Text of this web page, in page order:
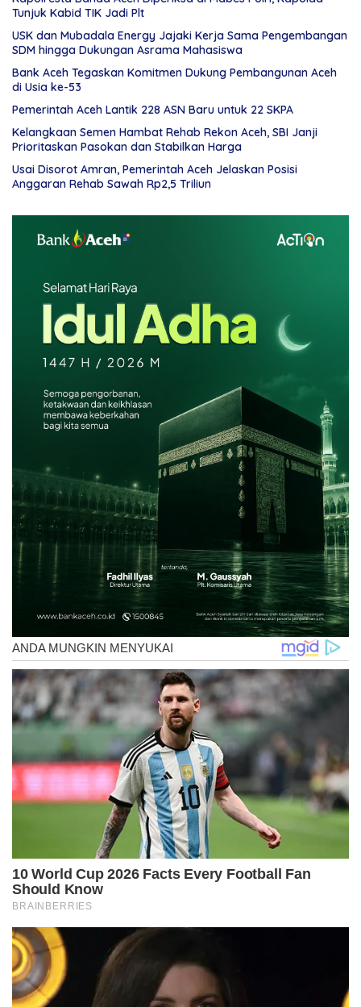
Tunjuk Kabid TIK Jadi Plt
USK dan Mubadala Energy Jajaki Kerja Sama Pengembangan
SDM hingga Dukungan Asrama Mahasiswa
Bank Aceh Tegaskan Komitmen Dukung Pembangunan Aceh
di Usia ke-53
Pemerintah Aceh Lantik 228 ASN Baru untuk 22 SKPA
Kelangkaan Semen Hambat Rehab Rekon Aceh, SBI Janji
Prioritaskan Pasokan dan Stabilkan Harga
Usai Disorot Amran, Pemerintah Aceh Jelaskan Posisi
Anggaran Rehab Sawah Rp2,5 Triliun